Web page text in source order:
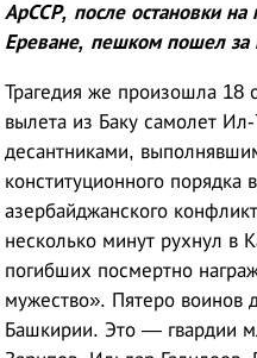
АрССР, после остановки
Ереване, пешком пошел за
Трагедия же произошла 18
вылета из Баку самолет
десантниками,
конституционного порядка
азербайджанского
несколько минут рухнул в
погибших посмертно
мужество». Пятеро воинов
Башкирии. Это — гвардии